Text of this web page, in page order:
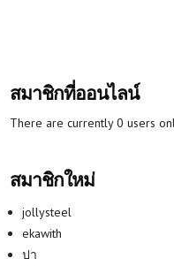
สมาชิกที่ออนไลน์
There are currently 0 users
สมาชิกใหม่
jollysteel
ekawith
ปา